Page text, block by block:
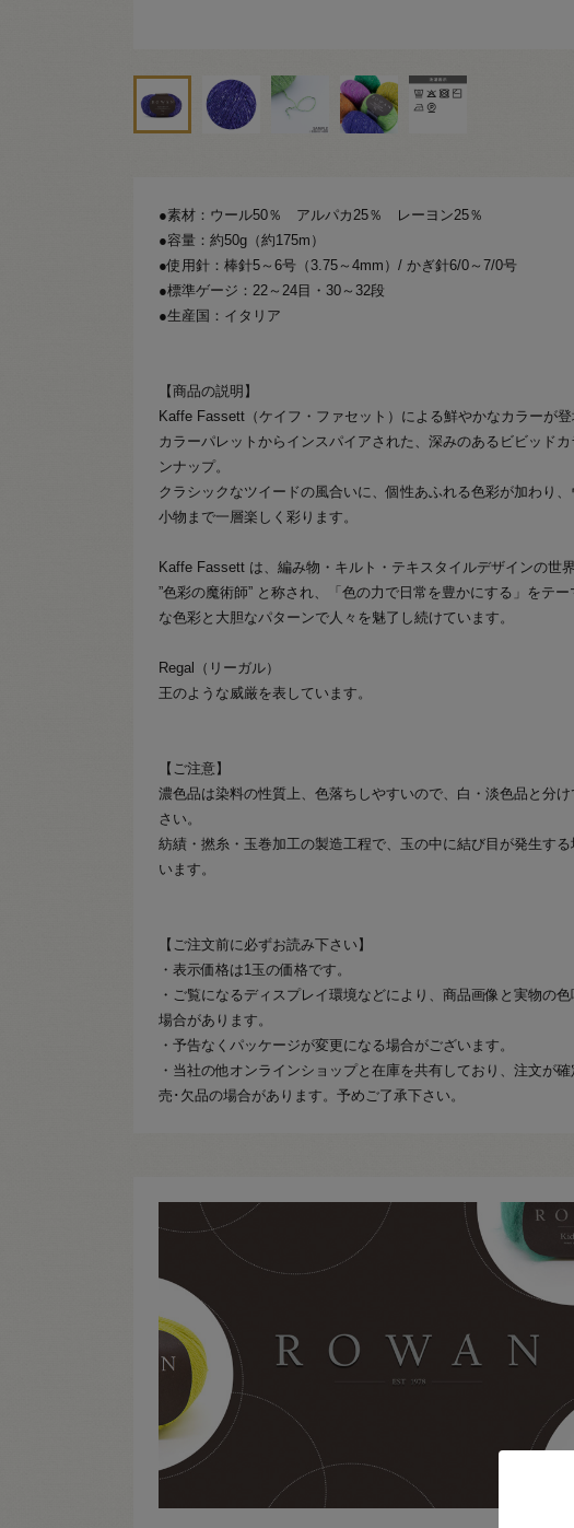
●素材：ウール50％ アルパカ25％ レーヨン25％
●容量：約50g（約175m）
●使用針：棒針5～6号（3.75～4mm）/ かぎ針6/0～7/0号
●標準ゲージ：22～24目・30～32段
●生産国：イタリア
【商品の説明】
Kaffe Fassett（ケイフ・ファセット）による鮮やかなカラーが登
カラーパレットからインスパイアされた、深みのあるビビッドカ
ンナップ。
クラシックなツイードの風合いに、個性あふれる色彩が加わり、
小物まで一層楽しく彩ります。
Kaffe Fassett は、編み物・キルト・テキスタイルデザインの世界
”色彩の魔術師” と称され、「色の力で日常を豊かにする」をテ
な色彩と大胆なパターンで人々を魅了し続けています。
Regal（リーガル）
王のような威厳を表しています。
【ご注意】
濃色品は染料の性質上、色落ちしやすいので、白・淡色品と分
さい。
紡績・撚糸・玉巻加工の製造工程で、玉の中に結び目が発生す
います。
【ご注文前に必ずお読み下さい】
・表示価格は1玉の価格です。
・ご覧になるディスプレイ環境などにより、商品画像と実物の
場合があります。
・予告なくパッケージが変更になる場合がございます。
・当社の他オンラインショップと在庫を共有しており、注文が
売･欠品の場合があります。予めご了承下さい。